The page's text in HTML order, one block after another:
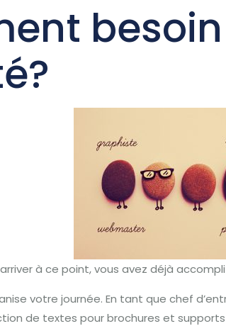
à ce point, vous avez déjà
votre journée. En tant que chef
de textes pour brochures et